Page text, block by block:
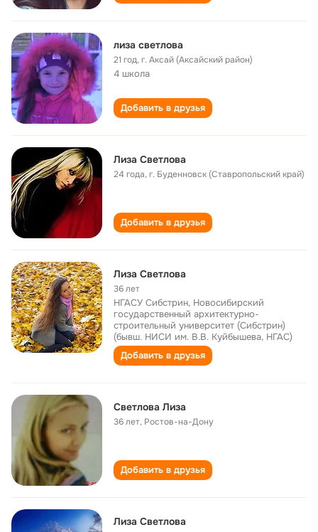
лиза светлова
21 год,г. Аксай (Аксайский район)
4 школа
Добавить в друзья
Лиза Светлова
24 года,г. Буденновск (Ставропольский край)
Добавить в друзья
Лиза Светлова
36 лет
НГАСУ Сибстрин, Новосибирский
государственный архитектурно-
строительный университет (Сибстрин)
(бывш. НИСИ им. В.В. Куйбышева, НГАС)
Добавить в друзья
Светлова Лиза
36 лет, Ростов-на-Дону
Добавить в друзья
Лиза Светлова